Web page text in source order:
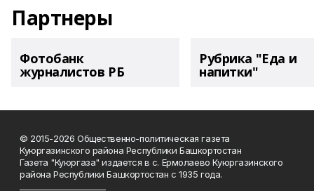
Партнеры
Фотобанк
журналистов РБ
Рубрика "Еда и
напитки"
© 2015-2026 Общественно-политическая газета
Куюргазинского района Республики Башкортостан
Газета "Куюргаза" издается в с. Ермолаево Куюргазинского
района Республики Башкортостан с 1935 года.